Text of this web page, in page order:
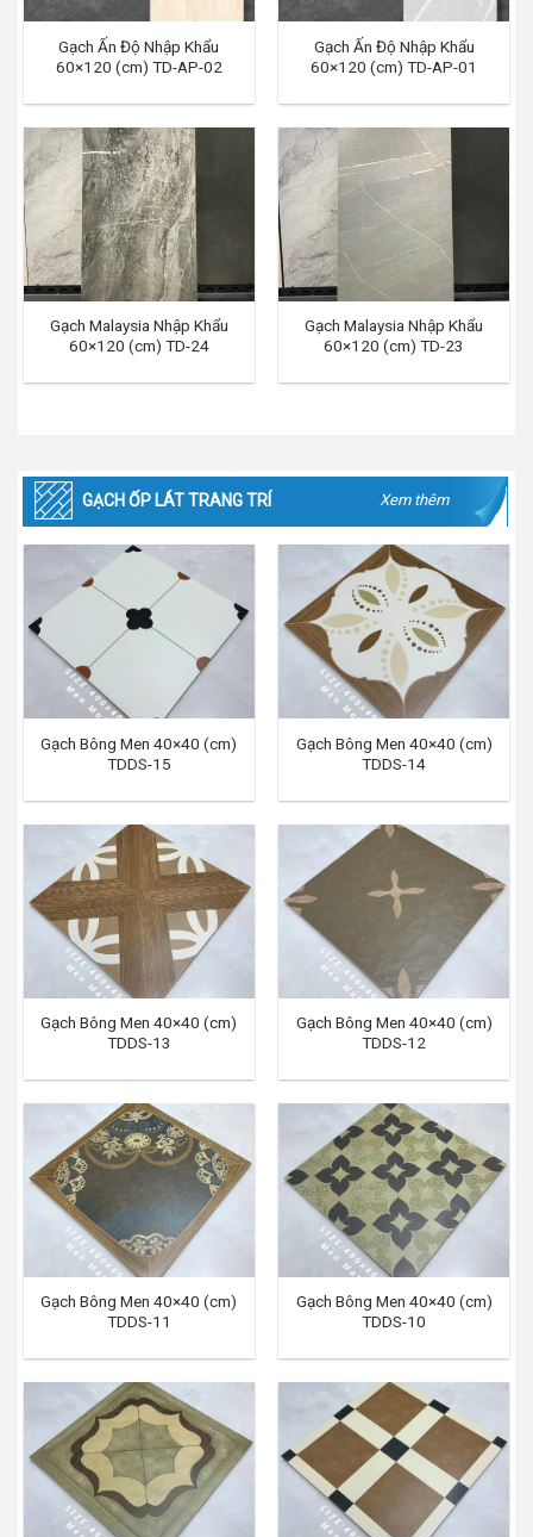
Gạch Ấn Độ Nhập Khẩu
60×120 (cm) TD-AP-02
Gạch Ấn Độ Nhập Khẩu
60×120 (cm) TD-AP-01
Gạch Malaysia Nhập Khẩu
60×120 (cm) TD-24
Gạch Malaysia Nhập Khẩu
60×120 (cm) TD-23
GẠCH ỐP LÁT TRANG TRÍ Xem thêm
Gạch Bông Men 40×40 (cm)
TDDS-15
Gạch Bông Men 40×40 (cm)
TDDS-14
Gạch Bông Men 40×40 (cm)
TDDS-13
Gạch Bông Men 40×40 (cm)
TDDS-12
Gạch Bông Men 40×40 (cm)
TDDS-11
Gạch Bông Men 40×40 (cm)
TDDS-10